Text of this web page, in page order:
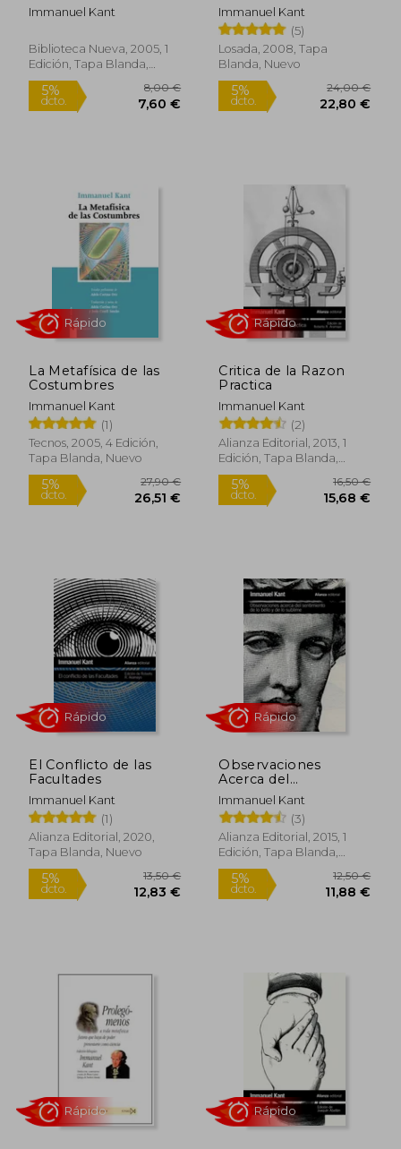
Immanuel Kant
Biblioteca Nueva, 2005, 1
Edición, Tapa Blanda,
Nuevo
5%
dcto. 7,60 €
Rápido
Immanuel Kant
(5)
Losada, 2008, Tapa
Blanda, Nuevo
5%
dcto.
Rápido
La Metafísica de las
Costumbres
Immanuel Kant
(1)
Tecnos, 2005, 4 Edición,
Tapa Blanda, Nuevo
Rápido
Critica de la Razon
Practica
Immanuel Kant
(2)
Alianza Editorial, 2013, 1
Edición, Tapa Blanda,
Nuevo
5%
dcto.
El Conflicto de las
Facultades
Immanuel Kant
(1)
Alianza Editorial, 2020,
Tapa Blanda, Nuevo
Observaciones
Acerca del
Sentimiento de lo
Bello y de lo Sublime
Immanuel Kant
(3)
Alianza Editorial, 2015, 1
Edición, Tapa Blanda,
Nuevo